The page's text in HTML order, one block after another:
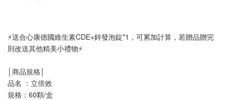
⚡送合心康德國維生素CDE+鋅發泡錠*1，可累加計算，若贈品贈完
則改送其他精美小禮物⚡
│商品規格│
品名 ：立倍效
規格：60顆/盒